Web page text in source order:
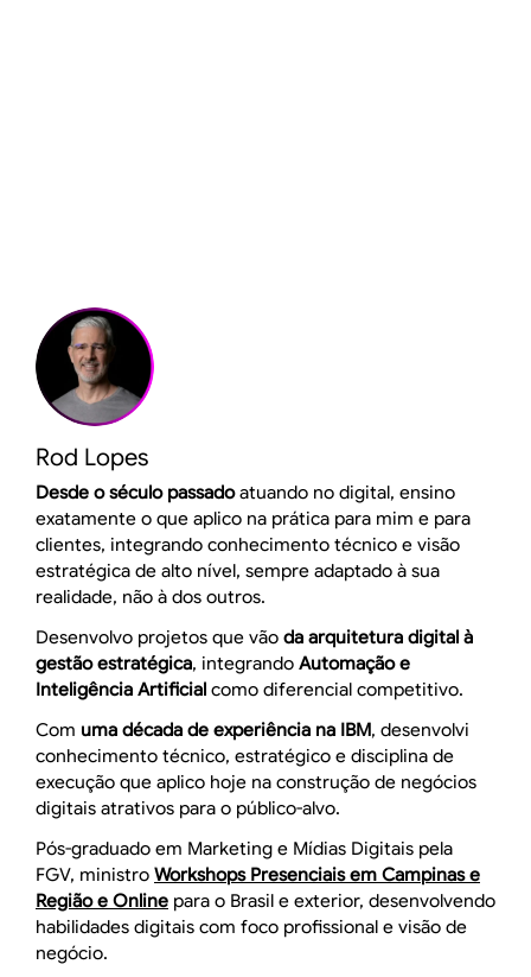
Rod Lopes
Desde o século passadoatuando no digital, ensino
exatamente o que aplico na prática para mim e para
clientes, integrando conhecimento técnico e visão
estratégica de alto nível, sempre adaptado à sua
realidade, não à dos outros.
Desenvolvo projetos que vão da arquitetura digital à
gestão estratégica, integrando Automação e
Inteligência Artificial como diferencial competitivo.
Com uma década de experiência na IBM, desenvolvi
conhecimento técnico, estratégico e disciplina de
execução que aplico hoje na construção de negócios
digitais atrativos para o público-alvo.
Pós-graduado em Marketing e Mídias Digitais pela
FGV, ministro Workshops Presenciais em Campinas e
Região e Online para o Brasil e exterior, desenvolvendo
habilidades digitais com foco profissional e visão de
negócio.